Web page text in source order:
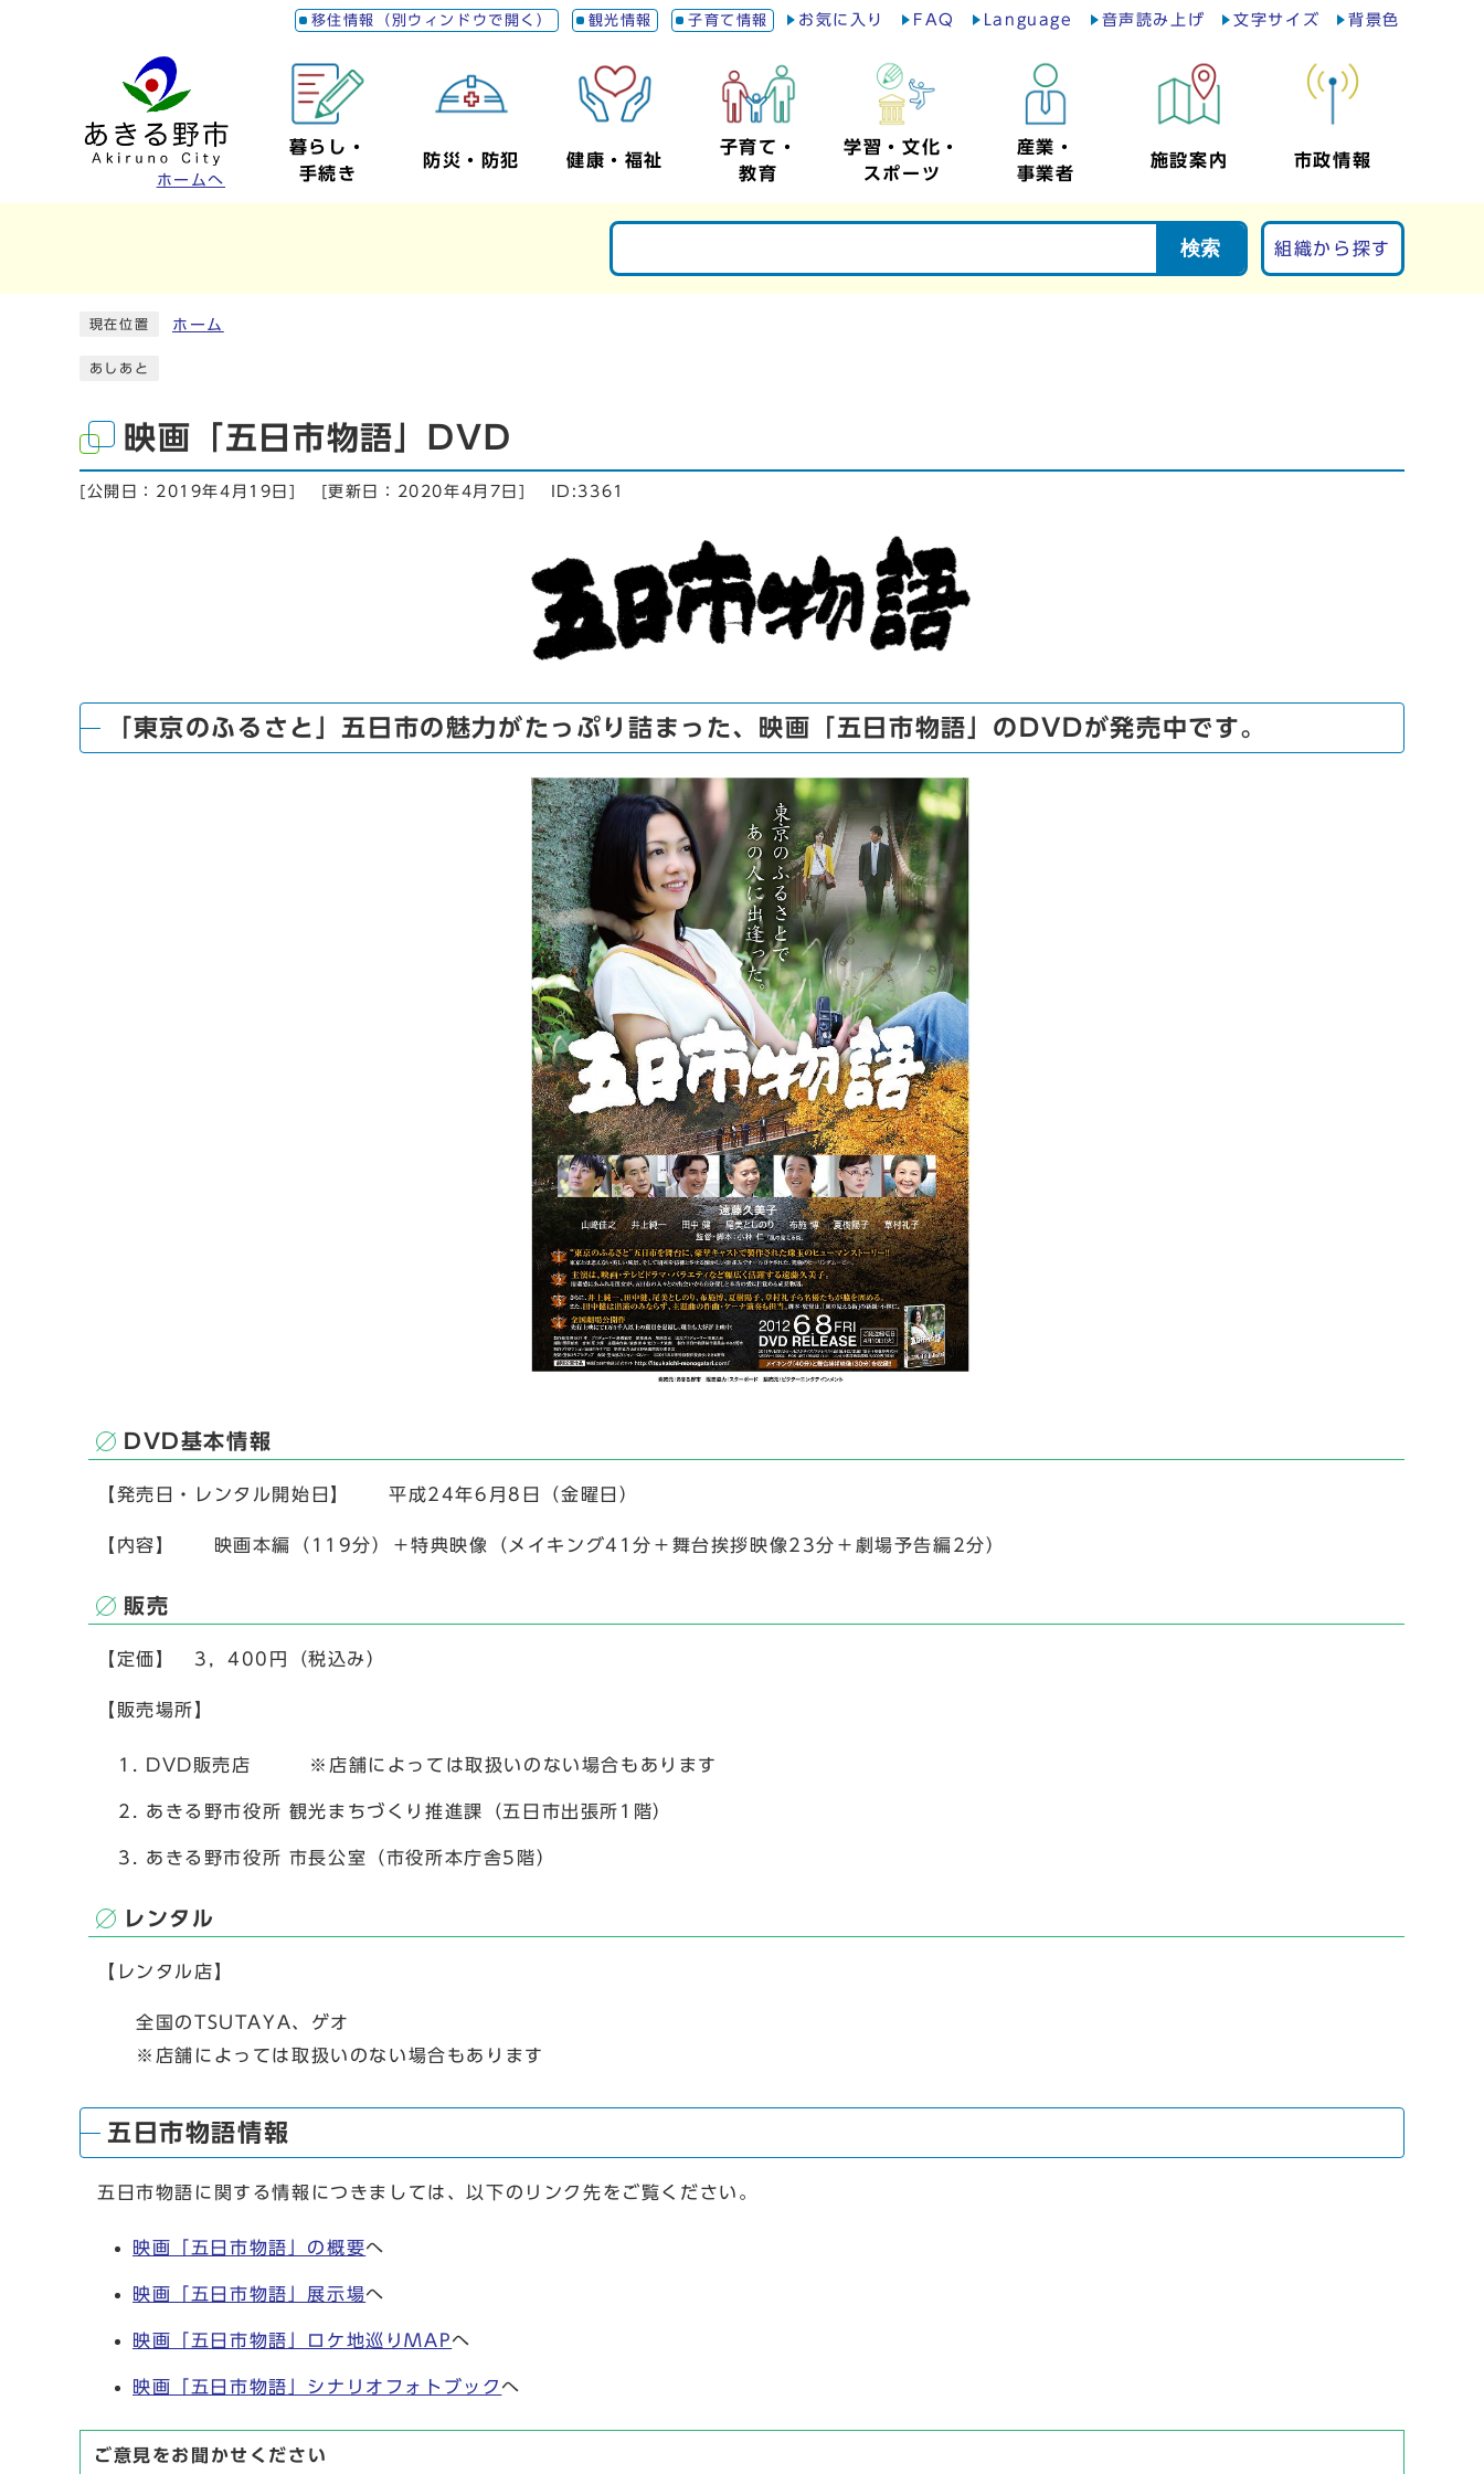
移住情報（別ウィンドウで開く） 観光情報 子育て情報 お気に入り FAQ Language 音声読み上げ 文字サイズ 背景色
ホームへ
暮らし・
手続き
防災・防犯 健康・福祉
子育て・
教育
学習・文化・
スポーツ
産業・
事業者
施設案内 市政情報
検索 組織から探す
現在位置 ホーム
あしあと
映画「五日市物語」DVD
[公開日： 2019年4月19日 ] [更新日： 2020年4月7日] ID:3361
「東京のふるさと」五日市の魅力がたっぷり詰まった、映画「五日市物語」のDVDが発売中です。
DVD基本情報
【発売日・レンタル開始日】 平成24年6月8日（金曜日）
【内容】 映画本編（119分）＋特典映像（メイキング41分＋舞台挨拶映像23分＋劇場予告編2分）
販売
【定価】 3，400円（税込み）
【販売場所】
DVD販売店 ※店舗によっては取扱いのない場合もあります
あきる野市役所 観光まちづくり推進課（五日市出張所1階）
あきる野市役所 市長公室（市役所本庁舎5階）
レンタル
【レンタル店】
全国のTSUTAYA、ゲオ
※店舗によっては取扱いのない場合もあります
五日市物語情報
五日市物語に関する情報につきましては、以下のリンク先をご覧ください。
映画「五日市物語」の概要へ
映画「五日市物語」展示場へ
映画「五日市物語」ロケ地巡りMAPへ
映画「五日市物語」シナリオフォトブックへ
ご意見をお聞かせください